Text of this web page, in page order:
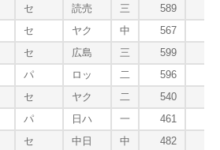
セ 読売 三 589
セ ヤク 中 567
セ 広島 三 599
パ ロッ 二 596
セ ヤク 二 540
パ 日ハ 一 461
セ 中日 中 482